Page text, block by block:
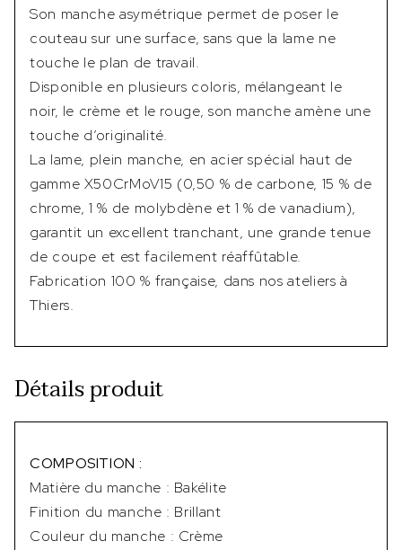
Son manche asymétrique permet de poser le
couteau sur une surface, sans que la lame ne
touche le plan de travail.
Disponible en plusieurs coloris, mélangeant le
noir, le crème et le rouge, son manche amène une
touche d’originalité.
La lame, plein manche, en acier spécial haut de
gamme X50CrMoV15 (0,50 % de carbone, 15 % de
chrome, 1 % de molybdène et 1 % de vanadium),
garantit un excellent tranchant, une grande tenue
de coupe et est facilement réaffûtable.
Fabrication 100 % française, dans nos ateliers à
Thiers.
Détails produit
COMPOSITION :
Matière du manche : Bakélite
Finition du manche : Brillant
Couleur du manche : Crème